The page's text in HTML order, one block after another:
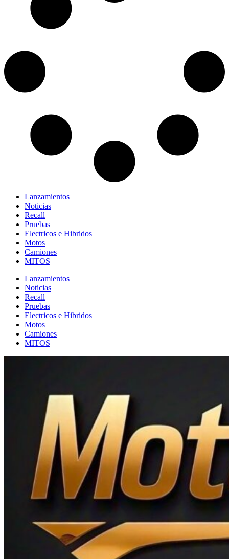
Lanzamientos
Noticias
Recall
Pruebas
Electricos e Hibridos
Motos
Camiones
MITOS
Lanzamientos
Noticias
Recall
Pruebas
Electricos e Hibridos
Motos
Camiones
MITOS